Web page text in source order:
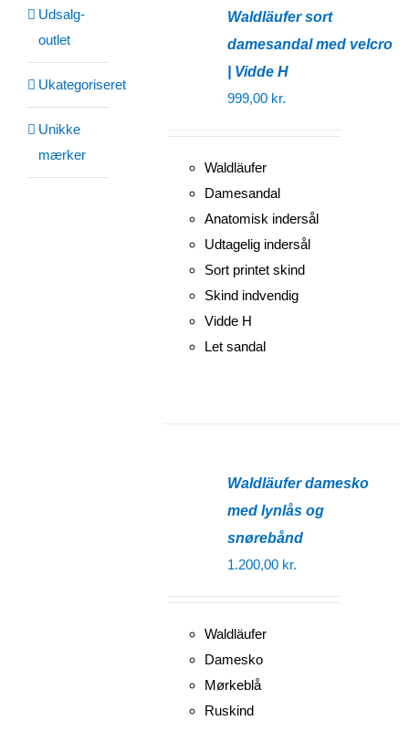
Waldläufer sort
damesandal med velcro
| Vidde H
999,00 kr.
Waldläufer
Damesandal
Anatomisk indersål
Udtagelig indersål
Sort printet skind
Skind indvendig
Vidde H
Let sandal
Waldläufer damesko
med lynlås og
snørebånd
1.200,00 kr.
Waldläufer
Damesko
Mørkeblå
Ruskind
Udsalg-
outlet
Ukategoriseret
Unikke
mærker